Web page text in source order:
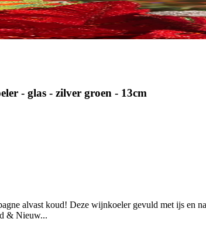
- glas - zilver groen - 13cm
alvast koud! Deze wijnkoeler gevuld met ijs en
& Nieuw...